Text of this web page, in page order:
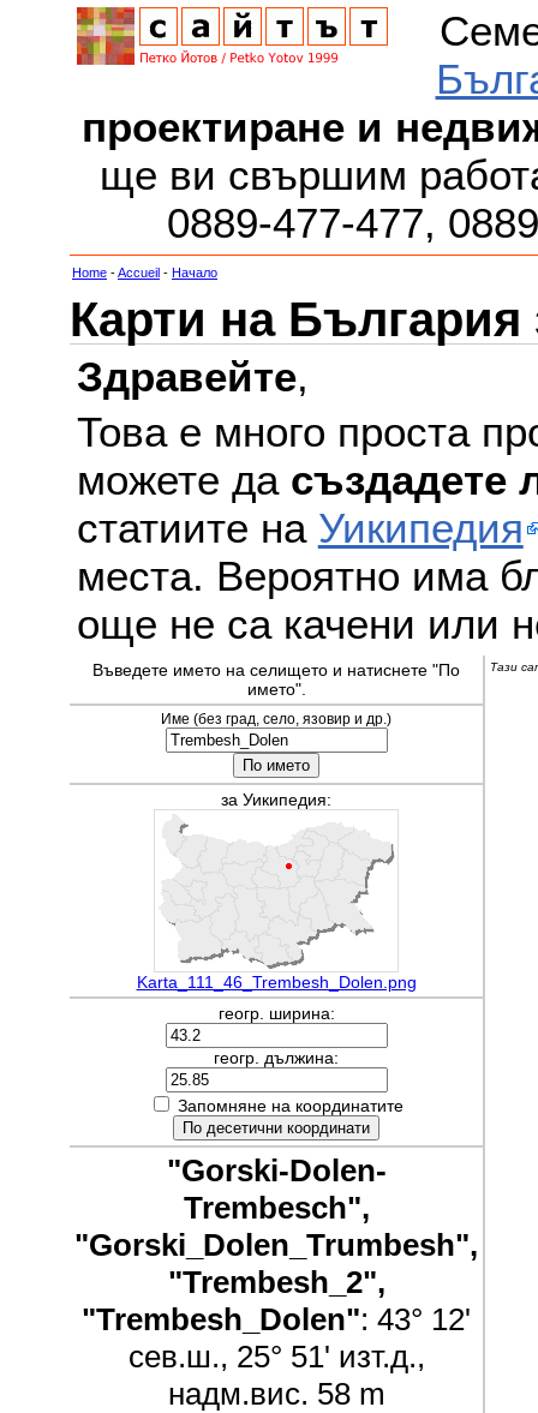
проектиране и
ще ви свършим
0889-477-477,
Home -Accueil - Начало
Карти на България
Здравейте,
Това е много проста
можете да създадете
статиите на Уикипедия
места. Вероятно има
още не са качени или
Въведете името на селището и натиснете "По
името".
Тази
Име (без град, село, язовир и др.)
за Уикипедия:
Karta_111_46_Trembesh_Dolen.png
геогр. ширина:
геогр. дължина:
Запомняне на координатите
"Gorski-Dolen-
Trembesch",
"Gorski_Dolen_Trumbesh",
"Trembesh_2",
"Trembesh_Dolen": 43° 12'
сев.ш., 25° 51' изт.д.,
надм.вис. 58 m